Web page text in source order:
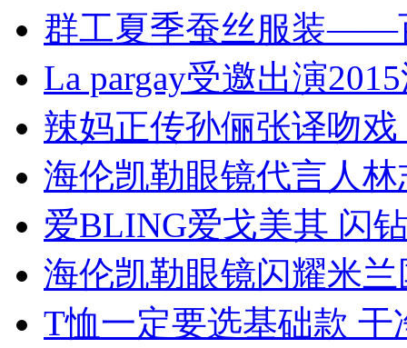
群工夏季蚕丝服装——
La pargay受邀出演
辣妈正传孙俪张译吻
海伦凯勒眼镜代言人
爱BLING爱戈美其 闪
海伦凯勒眼镜闪耀米
T恤一定要选基础款 干